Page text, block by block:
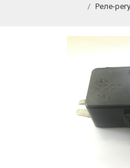
Реле-